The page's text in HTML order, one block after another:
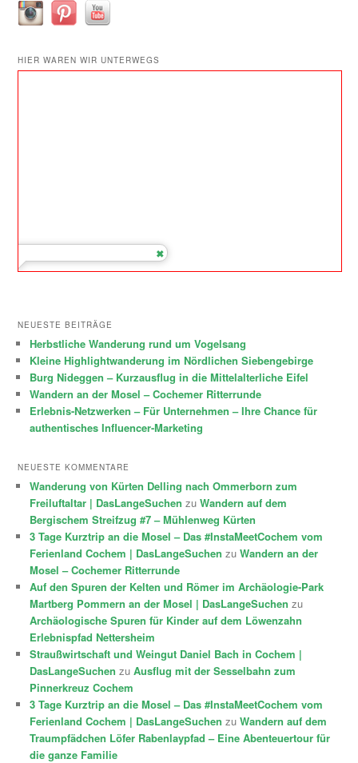
HIER WAREN WIR UNTERWEGS
NEUESTE BEITRÄGE
Herbstliche Wanderung rund um Vogelsang
Kleine Highlightwanderung im Nördlichen Siebengebirge
Burg Nideggen – Kurzausflug in die Mittelalterliche Eifel
Wandern an der Mosel – Cochemer Ritterrunde
Erlebnis-Netzwerken – Für Unternehmen – Ihre Chance für
authentisches Influencer-Marketing
NEUESTE KOMMENTARE
Wanderung von Kürten Delling nach Ommerborn zum
Freiluftaltar | DasLangeSuchen zuWandern auf dem
Bergischem Streifzug #7 – Mühlenweg Kürten
3 Tage Kurztrip an die Mosel – Das #InstaMeetCochem vom
Ferienland Cochem | DasLangeSuchen zuWandern an der
Mosel – Cochemer Ritterrunde
Auf den Spuren der Kelten und Römer im Archäologie-Park
Martberg Pommern an der Mosel | DasLangeSuchen zu
Archäologische Spuren für Kinder auf dem Löwenzahn
Erlebnispfad Nettersheim
Straußwirtschaft und Weingut Daniel Bach in Cochem |
DasLangeSuchen zuAusflug mit der Sesselbahn zum
Pinnerkreuz Cochem
3 Tage Kurztrip an die Mosel – Das #InstaMeetCochem vom
Ferienland Cochem | DasLangeSuchen zuWandern auf dem
Traumpfädchen Löfer Rabenlaypfad – Eine Abenteuertour für
die ganze Familie